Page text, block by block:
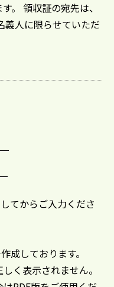
。 領収証の宛先は、
義人に限らせていただ
てからご入力くださ
成しております。
く表示されません。